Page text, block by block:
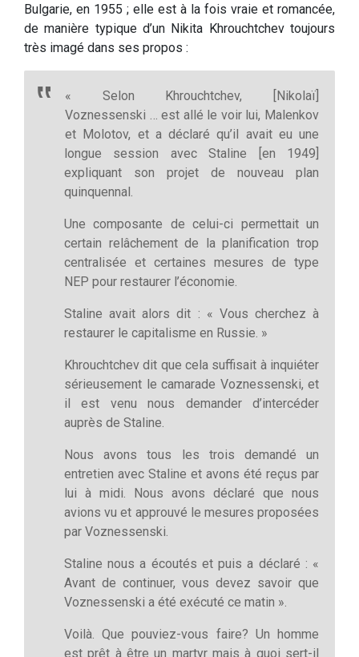
Bulgarie, en 1955 ; elle est à la fois vraie et romancée,
de manière typique d’un Nikita Khrouchtchev toujours
très imagé dans ses propos :
« Selon Khrouchtchev, [Nikolaï]
Voznessenski … est allé le voir lui, Malenkov
et Molotov, et a déclaré qu’il avait eu une
longue session avec Staline [en 1949]
expliquant son projet de nouveau plan
quinquennal.
Une composante de celui-ci permettait un
certain relâchement de la planification trop
centralisée et certaines mesures de type
NEP pour restaurer l’économie.
Staline avait alors dit : « Vous cherchez à
restaurer le capitalisme en Russie. »
Khrouchtchev dit que cela suffisait à inquiéter
sérieusement le camarade Voznessenski, et
il est venu nous demander d’intercéder
auprès de Staline.
Nous avons tous les trois demandé un
entretien avec Staline et avons été reçus par
lui à midi. Nous avons déclaré que nous
avions vu et approuvé le mesures proposées
par Voznessenski.
Staline nous a écoutés et puis a déclaré : «
Avant de continuer, vous devez savoir que
Voznessenski a été exécuté ce matin ».
Voilà. Que pouviez-vous faire? Un homme
est prêt à être un martyr mais à quoi sert-il